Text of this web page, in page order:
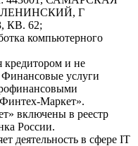
ЛЕНИНСКИЙ, Г
62;
компьютерного
и не
Финансовые услуги
Маркет».
включены в реестр
России.
деятельность в сфере IT